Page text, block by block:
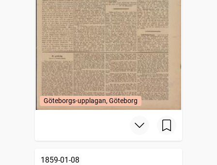
Göteborgs-upplagan, Göteborg
1859-01-08